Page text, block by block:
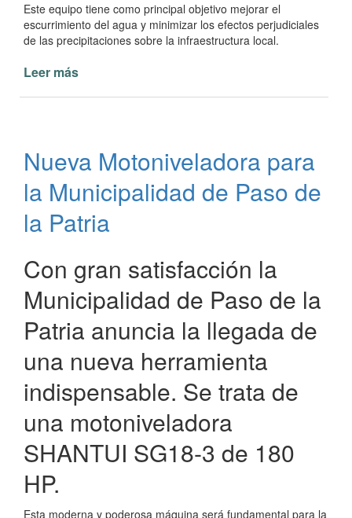
Este equipo tiene como principal objetivo mejorar el
escurrimiento del agua y minimizar los efectos perjudiciales
de las precipitaciones sobre la infraestructura local.
Leer más
en
Paso
de
Patria
Intensas
Lluvias
Nueva Motoniveladora para
la Municipalidad de Paso de
la Patria
Con gran satisfacción la
Municipalidad de Paso de la
Patria anuncia la llegada de
una nueva herramienta
indispensable. Se trata de
una motoniveladora
SHANTUI SG18-3 de 180
HP.
Esta moderna y poderosa máquina será fundamental para la